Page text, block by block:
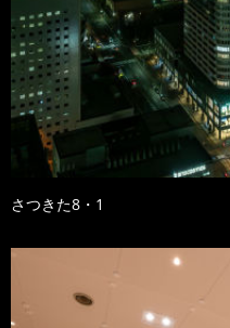
さつきた8・1